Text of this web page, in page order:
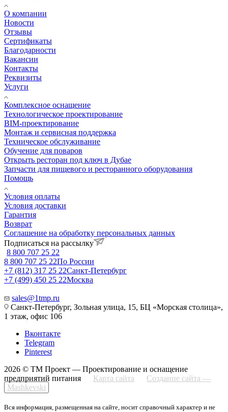
О компании
Новости
Отзывы
Сертификаты
Благодарности
Вакансии
Контакты
Реквизиты
Услуги
Комплексное оснащение
Технологическое проектирование
BIM-проектирование
Монтаж и сервисная поддержка
Техническое обслуживание
Обучение для поваров
Открыть ресторан под ключ в Дубае
Запчасти для пищевого и ресторанного оборудования
Помощь
Условия оплаты
Условия доставки
Гарантия
Возврат
Соглашение на обработку персональных данных
Подписаться на рассылку
8 800 707 25 22
8 800 707 25 22По России
+7 (812) 317 25 22Санкт-Петербург
+7 (499) 450 25 22Москва
sales@1tmp.ru
Санкт-Петербург, Зольная улица, 15, БЦ «Морская столица»,
1 этаж, офис 106
Вконтакте
Telegram
Pinterest
2026 © ТМ Проект — Проектирование и оснащение
предприятий питания
Карта сайта
Создание сайта —
Mashkevski
Вся информация, размещенная на сайте, носит справочный характер и не